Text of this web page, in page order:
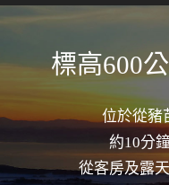
標高600
位於從豬
約10分
從客房及露